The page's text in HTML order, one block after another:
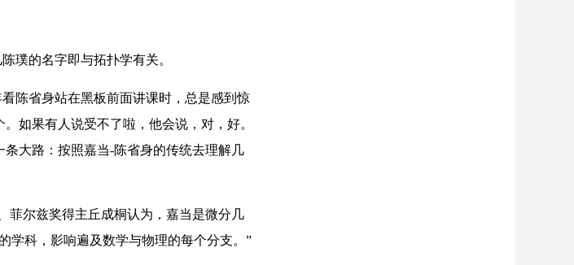
璞的名字即与拓扑学有关。
陈省身站在黑板前面讲课时，总是感到惊
如果有人说受不了啦，他会说，对，好。
大路：按照嘉当-陈省身的传统去理解几
尔兹奖得主丘成桐认为，嘉当是微分几
学科，影响遍及数学与物理的每个分支。”